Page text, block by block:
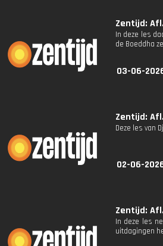
Zentijd:
In deze les
de Boeddha
03-06-
Zentijd:
Deze les van
02-06-
Zentijd:
In deze les
uitdagingen